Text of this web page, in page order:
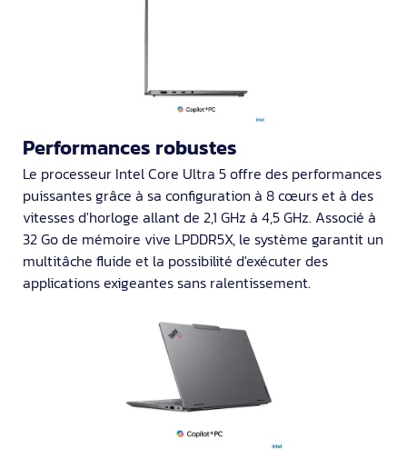
Performances robustes
Le processeur Intel Core Ultra 5 offre des performances
puissantes grâce à sa configuration à 8 cœurs et à des
vitesses d'horloge allant de 2,1 GHz à 4,5 GHz. Associé à
32 Go de mémoire vive LPDDR5X, le système garantit un
multitâche fluide et la possibilité d'exécuter des
applications exigeantes sans ralentissement.